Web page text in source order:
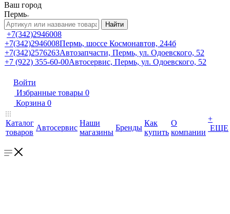
Ваш город
Пермь
Найти
+7(342)2946008
+7(342)2946008Пермь, шоссе Космонавтов, 244б
+7(342)2576263Автозапчасти, Пермь, ул. Одоевского, 52
+7 (922) 355-60-00Автосервис, Пермь, ул. Одоевского, 52
Войти
Избранные товары 0
Корзина 0
Каталог
товаров
Автосервис
Наши
магазины
Бренды
Как
купить
О
компании
+
ЕЩЕ